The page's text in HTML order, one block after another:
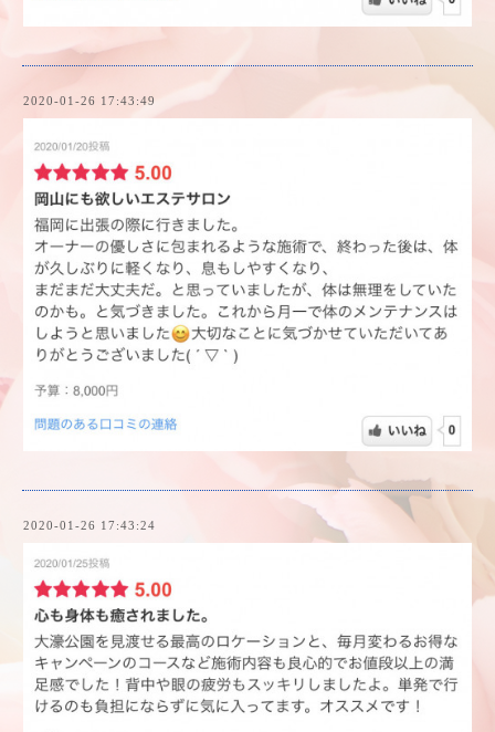
2020-01-26 17:43:49
2020-01-26 17:43:24